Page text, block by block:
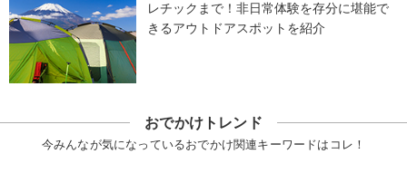
レチックまで！非日常体験を存分に堪能で
きるアウトドアスポットを紹介
おでかけトレンド
今みんなが気になっているおでかけ関連キーワードはコレ！